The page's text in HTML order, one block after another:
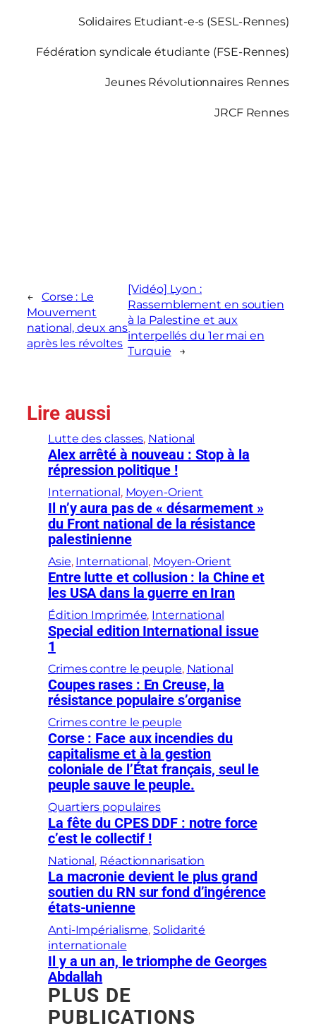
Solidaires Etudiant-e-s (SESL-Rennes)
Fédération syndicale étudiante (FSE-Rennes)
Jeunes Révolutionnaires Rennes
JRCF Rennes
←
Corse : Le
Mouvement
national, deux ans
après les révoltes
[Vidéo] Lyon :
Rassemblement en soutien
à la Palestine et aux
interpellés du 1er mai en
Turquie
→
Lire aussi
Lutte des classes, National
Alex arrêté à nouveau : Stop à la
répression politique !
International , Moyen-Orient
Il n’y aura pas de « désarmement »
du Front national de la résistance
palestinienne
Asie, International , Moyen-Orient
Entre lutte et collusion : la Chine et
les USA dans la guerre en Iran
Édition Imprimée, International
Special edition International issue
1
Crimes contre le peuple, National
Coupes rases : En Creuse, la
résistance populaire s’organise
Crimes contre le peuple
Corse : Face aux incendies du
capitalisme et à la gestion
coloniale de l’État français, seul le
peuple sauve le peuple.
Quartiers populaires
La fête du CPES DDF : notre force
c’est le collectif !
National , Réactionnarisation
La macronie devient le plus grand
soutien du RN sur fond d’ingérence
états-unienne
Anti-Impérialisme, Solidarité
internationale
Il y a un an, le triomphe de Georges
Abdallah
PLUS DE
PUBLICATIONS